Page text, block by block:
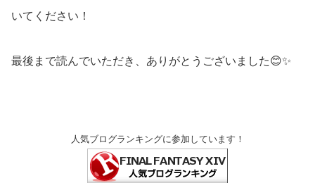
いてください！
最後まで読んでいただき、ありがとうございました😊✨
人気ブログランキングに参加しています！